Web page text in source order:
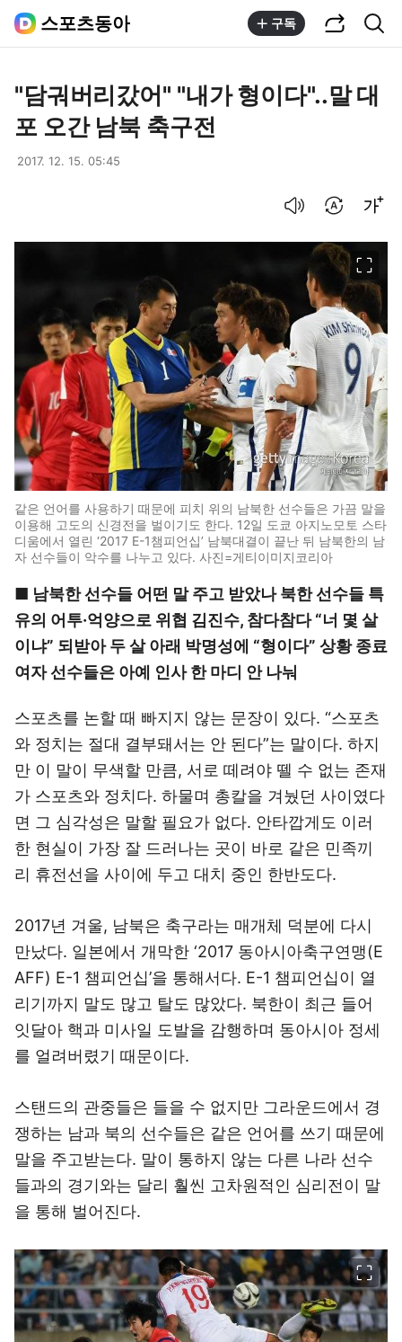
스포츠동아 구독
"담궈버리갔어" "내가 형이다"..말 대
포 오간 남북 축구전
2017. 12. 15. 05:45
같은 언어를 사용하기 때문에 피치 위의 남북한 선수들은 가끔 말을
이용해 고도의 신경전을 벌이기도 한다. 12일 도쿄 아지노모토 스타
디움에서 열린 ‘2017 E-1챔피언십’ 남북대결이 끝난 뒤 남북한의 남
자 선수들이 악수를 나누고 있다. 사진=게티이미지코리아
■ 남북한 선수들 어떤 말 주고 받았나 북한 선수들 특
유의 어투·억양으로 위협 김진수, 참다참다 “너 몇 살
이냐” 되받아 두 살 아래 박명성에 “형이다” 상황 종료
여자 선수들은 아예 인사 한 마디 안 나눠
스포츠를 논할 때 빠지지 않는 문장이 있다. “스포츠
와 정치는 절대 결부돼서는 안 된다”는 말이다. 하지
만 이 말이 무색할 만큼, 서로 떼려야 뗄 수 없는 존재
가 스포츠와 정치다. 하물며 총칼을 겨눴던 사이였다
면 그 심각성은 말할 필요가 없다. 안타깝게도 이러
한 현실이 가장 잘 드러나는 곳이 바로 같은 민족끼
리 휴전선을 사이에 두고 대치 중인 한반도다.
2017년 겨울, 남북은 축구라는 매개체 덕분에 다시
만났다. 일본에서 개막한 ‘2017 동아시아축구연맹(E
AFF) E-1 챔피언십’을 통해서다. E-1 챔피언십이 열
리기까지 말도 많고 탈도 많았다. 북한이 최근 들어
잇달아 핵과 미사일 도발을 감행하며 동아시아 정세
를 얼려버렸기 때문이다.
스탠드의 관중들은 들을 수 없지만 그라운드에서 경
쟁하는 남과 북의 선수들은 같은 언어를 쓰기 때문에
말을 주고받는다. 말이 통하지 않는 다른 나라 선수
들과의 경기와는 달리 훨씬 고차원적인 심리전이 말
을 통해 벌어진다.